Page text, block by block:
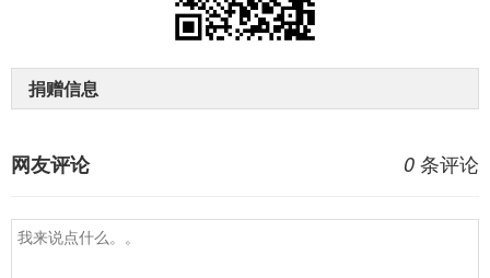
捐赠信息
0 条评论
网友评论